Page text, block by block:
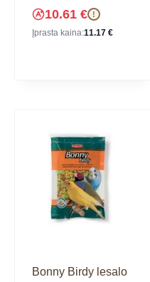
10.61 € !
Įprasta kaina:11.17 €
Bonny Birdy lesalo